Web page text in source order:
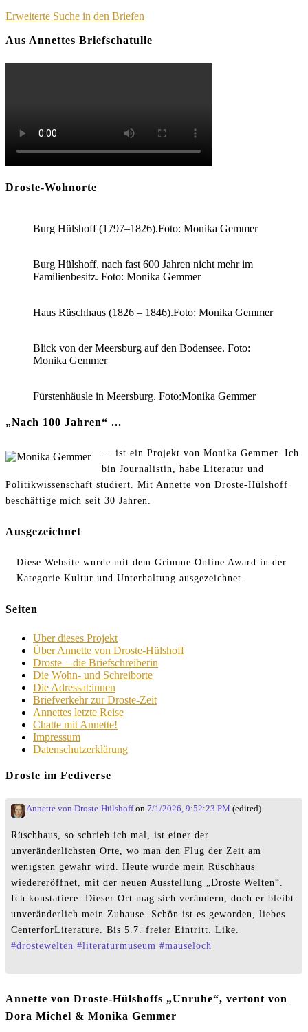
Erweiterte Suche in den Briefen
Aus Annettes Briefschatulle
Droste-Wohnorte
Burg Hülshoff (1797–1826).Foto: Monika Gemmer
Burg Hülshoff, nach fast 600 Jahren nicht mehr im
Familienbesitz. Foto: Monika Gemmer
Haus Rüschhaus (1826 – 1846).Foto: Monika Gemmer
Blick von der Meersburg auf den Bodensee. Foto:
Monika Gemmer
Fürstenhäusle in Meersburg. Foto:Monika Gemmer
„Nach 100 Jahren“ ...
... ist ein Projekt von Monika Gemmer. Ich
bin Journalistin, habe Literatur und
Politikwissenschaft studiert. Mit Annette von Droste-Hülshoff
beschäftige mich seit 30 Jahren.
Ausgezeichnet
Diese Website wurde mit dem Grimme Online Award in der
Kategorie Kultur und Unterhaltung ausgezeichnet.
Seiten
Über dieses Projekt
Über Annette von Droste-Hülshoff
Droste – die Briefschreiberin
Die Wohn- und Schreiborte
Die Adressat:innen
Briefverkehr zur Droste-Zeit
Annettes letzte Reise
Chatte mit Annette!
Impressum
Datenschutzerklärung
Droste im Fediverse
Annette von Droste-Hülshoffon 7/1/2026, 9:52:23 PM (edited)
Rüschhaus, so schrieb ich mal, ist einer der
unveränderlichsten Orte, wo man den Flug der Zeit am
wenigsten gewahr wird. Heute wurde mein Rüschhaus
wiedereröffnet, mit der neuen Ausstellung „Droste Welten“.
Ich konstatiere: Dieser Ort mag sich verändern, doch er bleibt
unveränderlich mein Zuhause. Schön ist es geworden, liebes
CenterforLiterature. Bis 5.7. freier Eintritt. Like.
#drostewelten #literaturmuseum #mauseloch
Annette von Droste-Hülshoffs „Unruhe“, vertont von
Dora Michel & Monika Gemmer